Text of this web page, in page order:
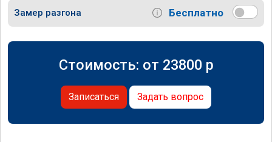
Замер разгона Бесплатно
Стоимость: от 23800 p
Записаться Задать вопрос